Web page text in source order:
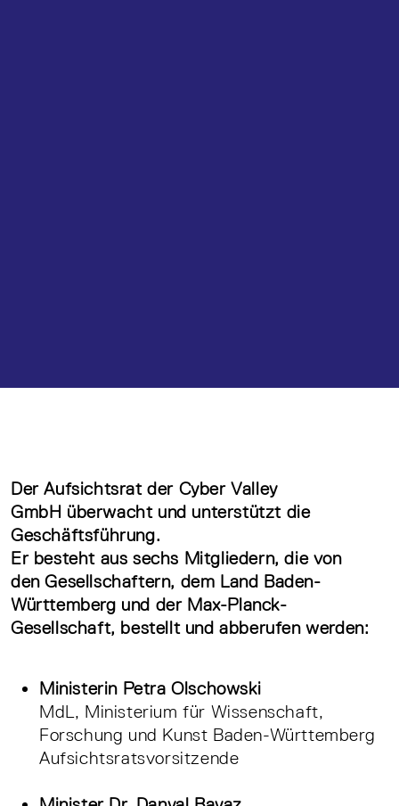
Der Aufsichtsrat der Cyber Valley
GmbH überwacht und unterstützt die
Geschäftsführung.
Er besteht aus sechs Mitgliedern, die von
den Gesellschaftern, dem Land Baden-
Württemberg und der Max-Planck-
Gesellschaft, bestellt und abberufen werden:
Ministerin Petra Olschowski
MdL, Ministerium für Wissenschaft,
Forschung und Kunst Baden-Württemberg
Aufsichtsratsvorsitzende